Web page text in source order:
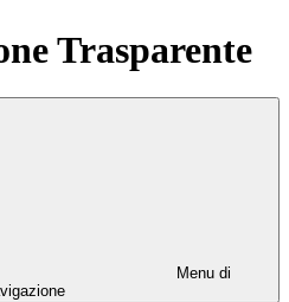
Trasparente
Menu di